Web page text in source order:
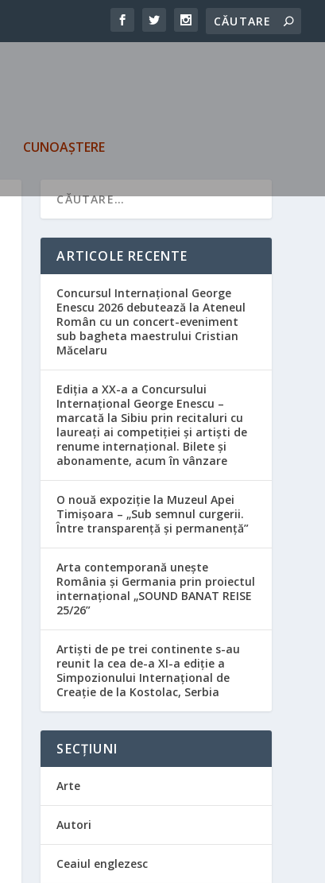
CUNOAȘTERE
ARTICOLE RECENTE
Concursul Internațional George
Enescu 2026 debutează la Ateneul
Român cu un concert-eveniment
sub bagheta maestrului Cristian
Măcelaru
Ediția a XX-a a Concursului
Internațional George Enescu –
marcată la Sibiu prin recitaluri cu
laureați ai competiției și artiști de
renume internațional. Bilete și
abonamente, acum în vânzare
O nouă expoziție la Muzeul Apei
Timișoara – „Sub semnul curgerii.
Între transparență și permanență”
Arta contemporană unește
România și Germania prin proiectul
internațional „SOUND BANAT REISE
25/26”
Artiști de pe trei continente s-au
reunit la cea de-a XI-a ediție a
Simpozionului Internațional de
Creație de la Kostolac, Serbia
SECȚIUNI
Arte
Autori
Ceaiul englezesc